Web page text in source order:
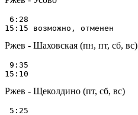
6:28
Ржев - Шаховская (пн, пт, сб, вс)
9:35
Ржев - Щеколдино (пт, сб, вс)
5:25